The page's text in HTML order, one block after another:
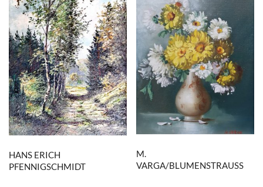
HANS ERICH
PFENNIGSCHMIDT
M.
VARGA/BLUMENSTRAUSS